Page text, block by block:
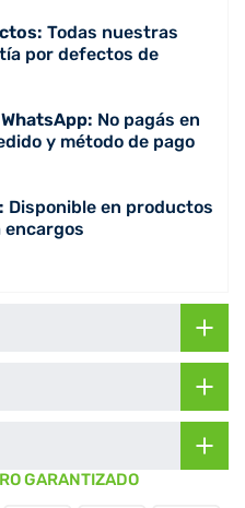
Todas nuestras
por defectos de
No pagás en
y método de pago
Disponible en productos
encargos
GARANTIZADO